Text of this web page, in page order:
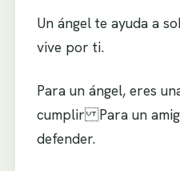
Un ángel te ayuda a
vive por ti.
Para un ángel, eres
cumplir Para un
defender.